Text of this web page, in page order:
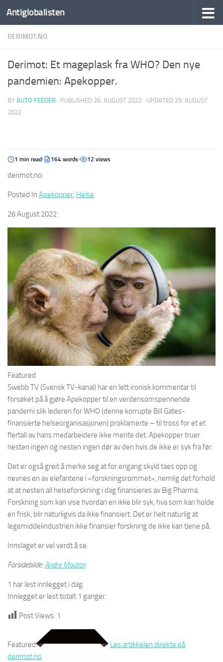
Antiglobalisten
DERIMOT.NO
Derimot: Et mageplask fra WHO? Den nye
pandemien: Apekopper.
BY AUTO FEEDER · PUBLISHED 26. AUGUST 2022 · UPDATED 29. AUGUST
2022
1 min read 164 words 12 views
derimot.no:
Posted In Apekopper, Helse
26 August 2022
Featured
Swebb TV (Svensk TV-kanal) har en lett ironisk kommentar til
forsøket på å gjøre Apekopper til en verdensomspennende
pandemi slik lederen for WHO (denne korrupte Bill Gates-
finansierte helseorganisasjonen) proklamerte – til tross for et et
flertall av hans medarbeidere ikke mente det. Apekopper truer
nesten ingen og nesten ingen dør av den hvis de ikke er syk fra før.
Det er også greit å merke seg at for engang skyld taes opp og
nevnes en av elefantene i «forskningsrommet», nemlig det forhold
at at nesten all helseforskning i dag finansieres av Big Pharma.
Forskning som kan vise hvordan en ikke blir syk, hva som kan holde
en frisk, blir naturligvis da ikke finansiert. Det er helt naturlig at
legemiddelindustrien ikke finansier forskning de ikke kan tjene på.
Innslaget er vel verdt å se.
Forsidebilde:Andre Mouton
1 har lest innlegget i dag.
Innlegget er lest totalt 1 ganger.
Post Views: 1
Featured
Les artikkelen direkte på
derimot.no